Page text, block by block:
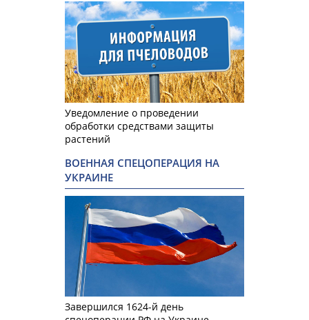
Уведомление о проведении
обработки средствами защиты
растений
ВОЕННАЯ СПЕЦОПЕРАЦИЯ НА
УКРАИНЕ
Завершился 1624-й день